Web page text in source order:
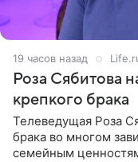
19 часов назад
Роза Сябитова
крепкого брака
Телеведущая Роза
брака во многом
семейным